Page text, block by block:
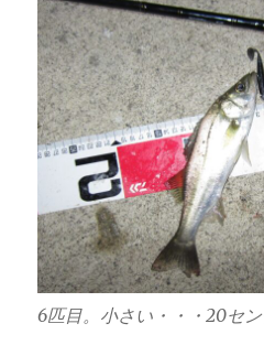
6匹目。小さい・・・20セン